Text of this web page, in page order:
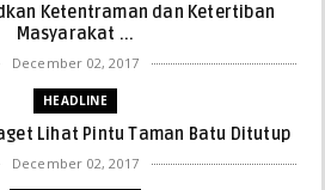
Ketentraman dan Ketertiban
Masyarakat ...
December 02, 2017
HEADLINE
Lihat Pintu Taman Batu Ditutup
December 02, 2017